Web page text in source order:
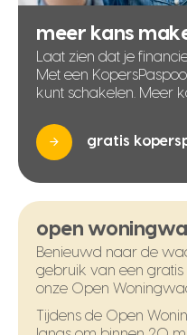
meer kans
Laat zien dat je
Met een
kunt schakelen. Meer
gratis
open
Benieuwd naar de
gebruik van een
onze Open
Tijdens de Open